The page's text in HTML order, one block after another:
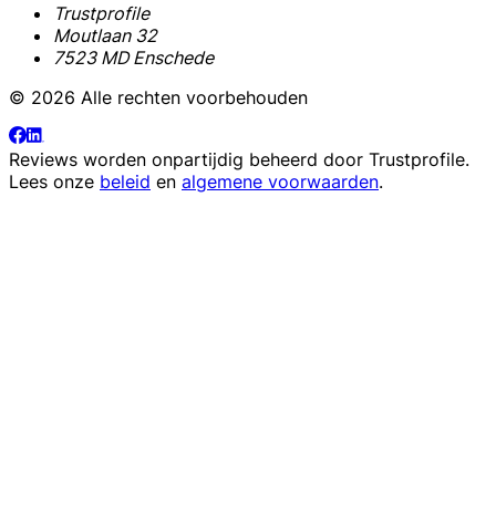
Trustprofile
Moutlaan 32
7523 MD Enschede
© 2026 Alle rechten voorbehouden
Reviews worden onpartijdig beheerd door Trustprofile.
Lees onze beleid en algemene voorwaarden.